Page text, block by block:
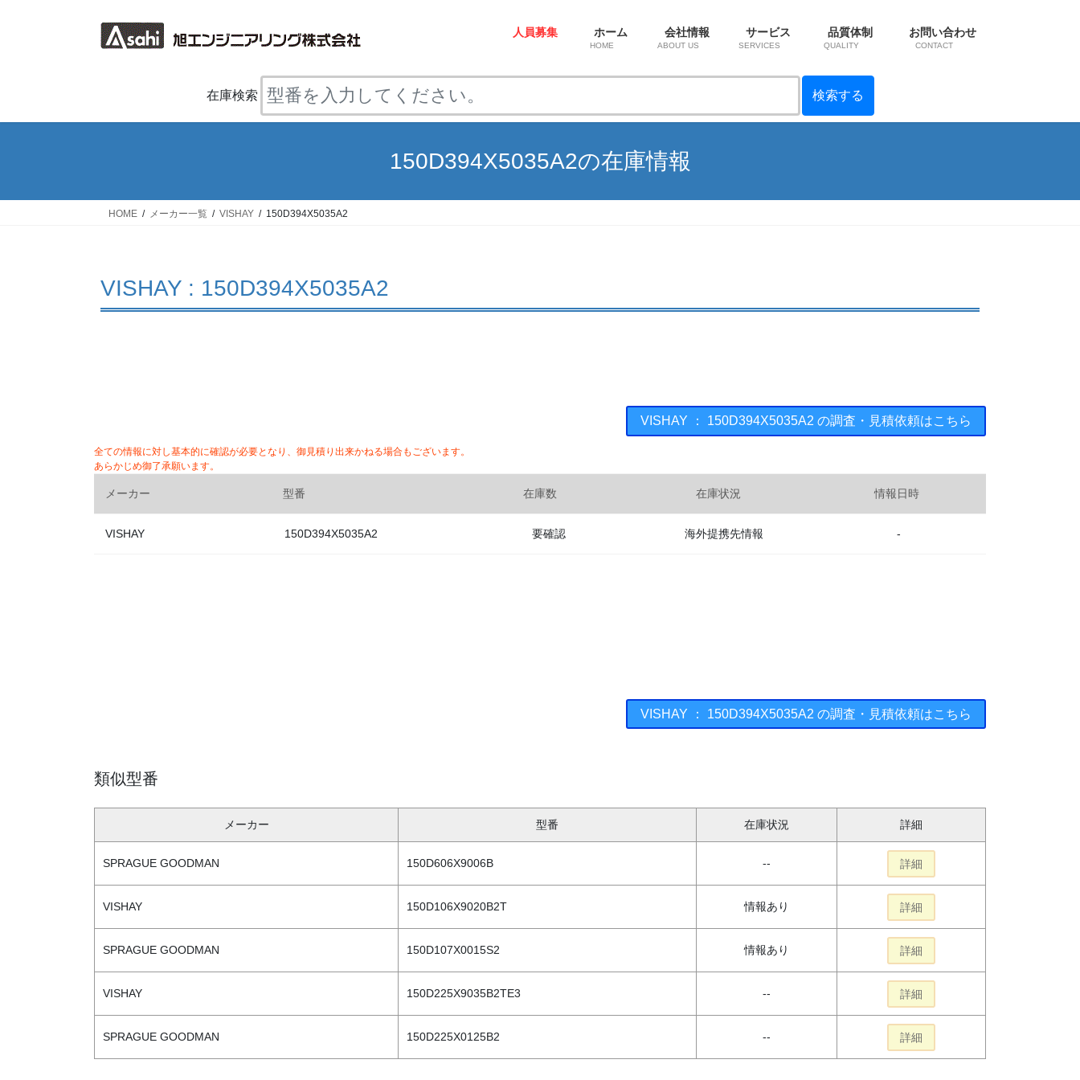
ス
ン
人員募集 ホーム
HOME
会社情報
ABOUT US
サービス
SERVICES
品質体制
QUALITY
お問い合わせ
CONTACT
在庫検索
150D394X5035A2の在庫情報
HOME メーカー一覧 VISHAY 150D394X5035A2
VISHAY : 150D394X5035A2
VISHAY ： 150D394X5035A2 の調査・見積依頼はこちら
全ての情報に対し基本的に確認が必要となり、御見積り出来かねる場合もございます。
あらかじめ御了承願います。
メーカー 型番 在庫数 在庫状況 情報日時
VISHAY 150D394X5035A2 要確認 海外提携先情報 -
VISHAY ： 150D394X5035A2 の調査・見積依頼はこちら
類似型番
メーカー 型番 在庫状況 詳細
SPRAGUE GOODMAN 150D606X9006B -- 詳細
VISHAY 150D106X9020B2T 情報あり 詳細
SPRAGUE GOODMAN 150D107X0015S2 情報あり 詳細
VISHAY 150D225X9035B2TE3 -- 詳細
SPRAGUE GOODMAN 150D225X0125B2 -- 詳細